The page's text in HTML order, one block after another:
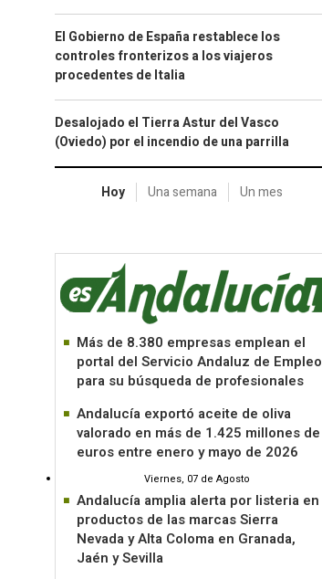
El Gobierno de España restablece los
controles fronterizos a los viajeros
procedentes de Italia
Desalojado el Tierra Astur del Vasco
(Oviedo) por el incendio de una parrilla
Hoy Una semana Un mes
Más de 8.380 empresas emplean el
portal del Servicio Andaluz de Empleo
para su búsqueda de profesionales
Andalucía exportó aceite de oliva
valorado en más de 1.425 millones de
euros entre enero y mayo de 2026
Viernes, 07 de Agosto
Andalucía amplia alerta por listeria en
productos de las marcas Sierra
Nevada y Alta Coloma en Granada,
Jaén y Sevilla